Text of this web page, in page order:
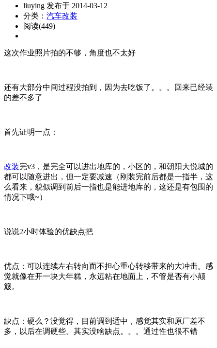
liuying 发布于 2014-03-12
分类： 汽车改装
阅读(449)
这次作业照片拍的不够，角度也不太好
还有大部分中间过程没拍到，因为去吃饭了。。。回来已经装
的差不多了
首先证明一点：
改装完v3，是完全可以进出地库的，小区的，和朝阳大悦城的
都可以随意进出，但一定要减速（刚装完前后都是一指半，这
么看来，貌似调到前后一指也是能进地库的，这还是有包围的
情况下哦~）
说说2小时体验的优缺点把
优点：可以连续左右转向而不担心重心转移带来的大冲击。感
觉就像在开一块大年糕，永远粘在地面上，不管是否有小颠
簸。
缺点：硬么？没觉得，目前调到适中，感觉其实和原厂差不
多，以后在调硬些。其实没啥缺点。。。通过性也很不错